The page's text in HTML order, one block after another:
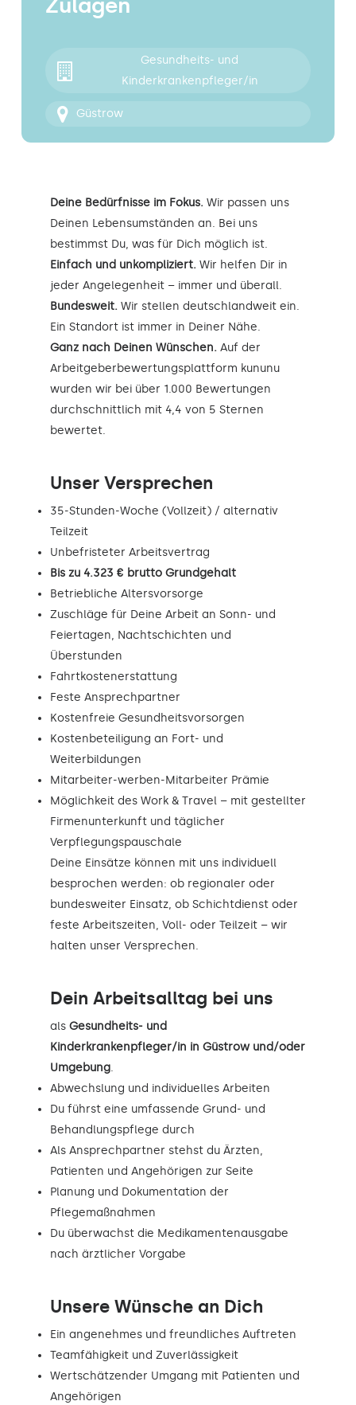
Kontakt
Zulagen
Gesundheits- und
Kinderkrankenpfleger/in
Güstrow
Deine Bedürfnisse im Fokus. Wir passen uns
Deinen Lebensumständen an. Bei uns
bestimmst Du, was für Dich möglich ist.
Einfach und unkompliziert. Wir helfen Dir in
jeder Angelegenheit – immer und überall.
Bundesweit. Wir stellen deutschlandweit ein.
Ein Standort ist immer in Deiner Nähe.
Ganz nach Deinen Wünschen. Auf der
Arbeitgeberbewertungsplattform kununu
wurden wir bei über 1.000 Bewertungen
durchschnittlich mit 4,4 von 5 Sternen
bewertet.
Unser Versprechen
35-Stunden-Woche (Vollzeit) / alternativ
Teilzeit
Unbefristeter Arbeitsvertrag
Bis zu 4.323 € brutto Grundgehalt
Betriebliche Altersvorsorge
Zuschläge für Deine Arbeit an Sonn- und
Feiertagen, Nachtschichten und
Überstunden
Fahrtkostenerstattung
Feste Ansprechpartner
Kostenfreie Gesundheitsvorsorgen
Kostenbeteiligung an Fort- und
Weiterbildungen
Mitarbeiter-werben-Mitarbeiter Prämie
Möglichkeit des Work & Travel – mit gestellter
Firmenunterkunft und täglicher
Verpflegungspauschale
Deine Einsätze können mit uns individuell
besprochen werden: ob regionaler oder
bundesweiter Einsatz, ob Schichtdienst oder
feste Arbeitszeiten, Voll- oder Teilzeit – wir
halten unser Versprechen.
Dein Arbeitsalltag bei uns
als Gesundheits- und
Kinderkrankenpfleger/in in Güstrow und/oder
Umgebung.
Abwechslung und individuelles Arbeiten
Du führst eine umfassende Grund- und
Behandlungspflege durch
Als Ansprechpartner stehst du Ärzten,
Patienten und Angehörigen zur Seite
Planung und Dokumentation der
Pflegemaßnahmen
Du überwachst die Medikamentenausgabe
nach ärztlicher Vorgabe
Unsere Wünsche an Dich
Ein angenehmes und freundliches Auftreten
Teamfähigkeit und Zuverlässigkeit
Wertschätzender Umgang mit Patienten und
Angehörigen